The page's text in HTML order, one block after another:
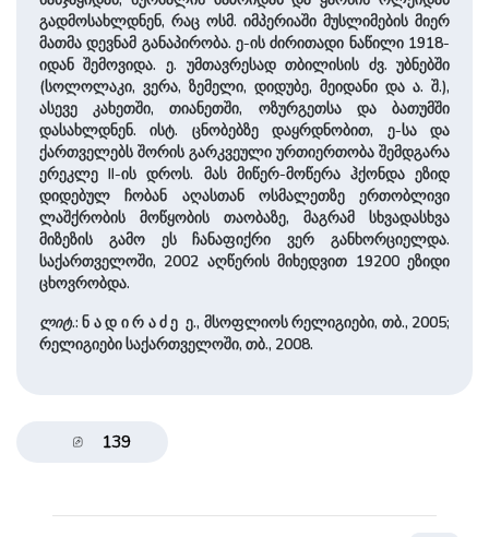
გადმოსახლდნენ, რაც ოსმ. იმპერიაში მუსლიმების მიერ
მათმა დევნამ განაპირობა. ე-ის ძირითადი ნაწილი 1918-
იდან შემოვიდა. ე. უმთავრესად თბილისის ძვ. უბნებში
(სოლოლაკი, ვერა, ზემელი, დიდუბე, მეიდანი და ა. შ.),
ასევე კახეთში, თიანეთში, ოზურგეთსა და ბათუმში
დასახლდნენ. ისტ. ცნობებზე დაყრდნობით, ე-სა და
ქართველებს შორის გარკვეული ურთიერთობა შემდგარა
ერეკლე II-ის დროს. მას მიწერ-მოწერა ჰქონდა ეზიდ
დიდებულ ჩობან აღასთან ოსმალეთზე ერთობლივი
ლაშქრობის მოწყობის თაობაზე, მაგრამ სხვადასხვა
მიზეზის გამო ეს ჩანაფიქრი ვერ განხორციელდა.
საქართველოში, 2002 აღწერის მიხედვით 19200 ეზიდი
ცხოვრობდა.
ლიტ.: ნ ა დ ი რ ა ძ ე ე., მსოფლიოს რელიგიები, თბ., 2005;
რელიგიები საქართველოში, თბ., 2008.
139